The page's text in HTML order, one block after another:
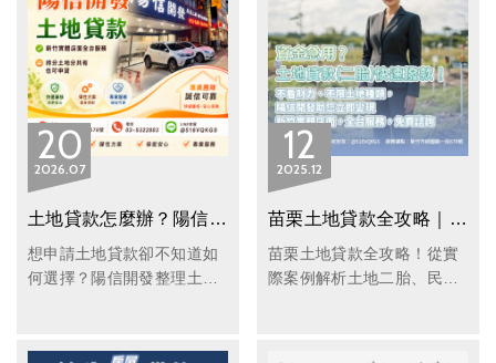
20
07
2026
土地貸款怎麼辦？陽信開發解析土地借款流程、利率與民間土地貸款申請重點
想申請土地貸款卻不知道如
何選擇？陽信開發整理土地
款注意事項，協助您快速了
1212
2025
苗栗土地貸款全攻略｜案例解析、流程、核貸要點與陽信開發優勢一次看
苗栗土地貸款全攻略！從實
際案例解析土地二胎、民間